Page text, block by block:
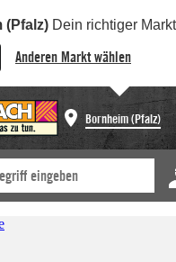
(Pfalz) Dein richtiger
Anderen Markt wählen
Bornheim (Pfalz)